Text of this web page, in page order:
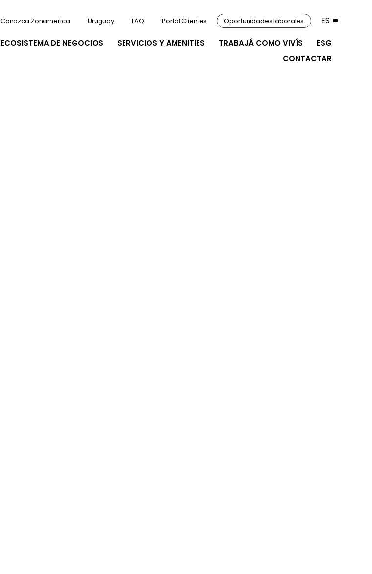
ECOSISTEMA DE NEGOCIOS SERVICIOS Y AMENITIES TRABAJÁ COMO VIVÍS
ESG
CONTACTAR
Conozca Zonamerica Uruguay FAQ Portal Clientes Oportunidades laborales ES